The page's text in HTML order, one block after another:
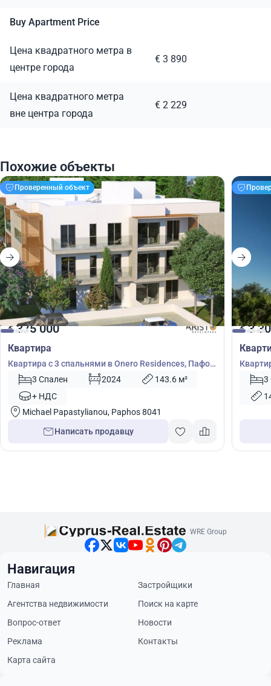
Buy Apartment Price
Цена квадратного метра в
центре города
€ 3 890
Цена квадратного метра
вне центра города
€ 2 229
Похожие объекты
Проверенный объект
€375 000
Квартира
Квартира с 3 спальнями в Onero Residences, Пафос,
Кипр № 4503
3 Спален 2024
143.6 м²
+ НДС
Michael Papastylianou, Paphos 8041
Написать продавцу
€3
№
3
WRE Group
Навигация
Главная
Застройщики
Агентства недвижимости
Поиск на карте
Вопрос-ответ
Новости
Реклама
Контакты
Карта сайта